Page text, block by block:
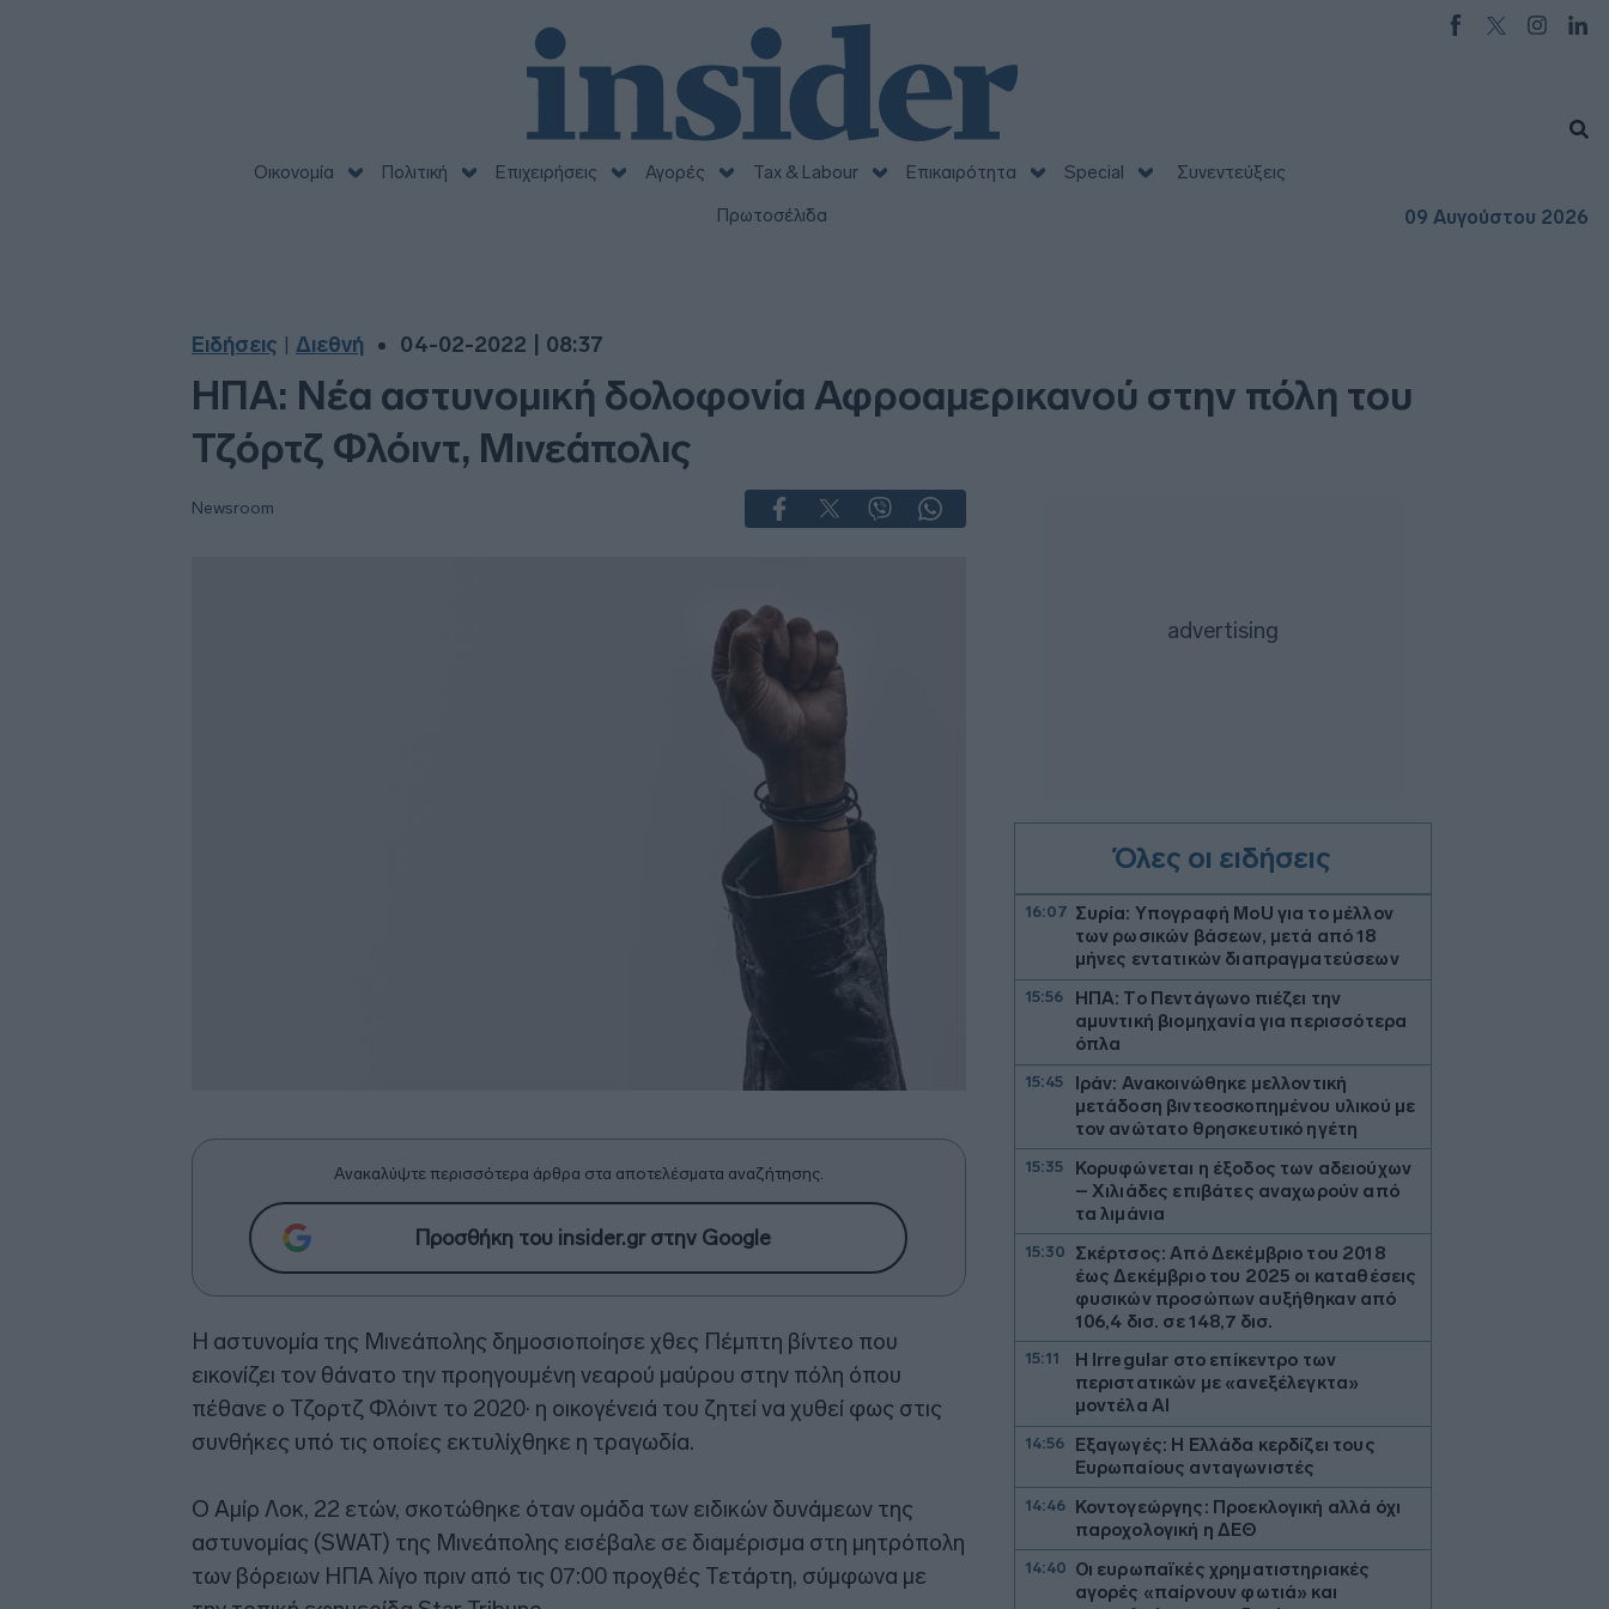
Οικονομία Πολιτική Επιχειρήσεις Αγορές Tax & Labour Επικαιρότητα Special
Συνεντεύξεις
Πρωτοσέλιδα
09 Αυγούστου 2026
Ειδήσεις Διεθνή 04-02-2022 | 08:37
ΗΠΑ: Νέα αστυνομική δολοφονία Αφροαμερικανού στην πόλη του
Τζόρτζ Φλόιντ, Μινεάπολις
Newsroom
Ανακαλύψτε περισσότερα άρθρα στα αποτελέσματα αναζήτησης.
Προσθήκη του insider.gr στην Google
Η αστυνομία της Μινεάπολης δημοσιοποίησε χθες Πέμπτη βίντεο που
εικονίζει τον θάνατο την προηγουμένη νεαρού μαύρου στην πόλη όπου
πέθανε ο Τζορτζ Φλόιντ το 2020· η οικογένειά του ζητεί να χυθεί φως στις
συνθήκες υπό τις οποίες εκτυλίχθηκε η τραγωδία.
Ο Αμίρ Λοκ, 22 ετών, σκοτώθηκε όταν ομάδα των ειδικών δυνάμεων της
αστυνομίας (SWAT) της Μινεάπολης εισέβαλε σε διαμέρισμα στη μητρόπολη
των βόρειων ΗΠΑ λίγο πριν από τις 07:00 προχθές Τετάρτη, σύμφωνα με
Όλες οι ειδήσεις
16:07 Συρία: Υπογραφή ΜοU για το μέλλον
των ρωσικών βάσεων, μετά από 18
μήνες εντατικών διαπραγματεύσεων
15:56
ΗΠΑ: Το Πεντάγωνο πιέζει την
αμυντική βιομηχανία για περισσότερα
όπλα
15:45
Ιράν: Ανακοινώθηκε μελλοντική
μετάδοση βιντεοσκοπημένου υλικού με
τον ανώτατο θρησκευτικό ηγέτη
15:35
Κορυφώνεται η έξοδος των αδειούχων
– Χιλιάδες επιβάτες αναχωρούν από
τα λιμάνια
15:30
Σκέρτσος: Από Δεκέμβριο του 2018
έως Δεκέμβριο του 2025 οι καταθέσεις
φυσικών προσώπων αυξήθηκαν από
106,4 δισ. σε 148,7 δισ.
15:11
Η Irregular στο επίκεντρο των
περιστατικών με «ανεξέλεγκτα»
μοντέλα AI
14:56
Εξαγωγές: Η Ελλάδα κερδίζει τους
Ευρωπαίους ανταγωνιστές
14:46
Κοντογεώργης: Προεκλογική αλλά όχι
παροχολογική η ΔΕΘ
14:40 Οι ευρωπαϊκές χρηματιστηριακές
αγορές «παίρνουν φωτιά» και